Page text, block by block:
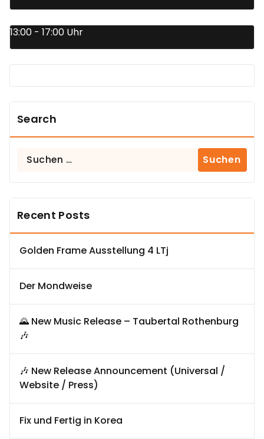
13:00 - 17:00 Uhr
Search
Suchen
Recent Posts
Golden Frame Ausstellung 4 LTj
Der Mondweise
🌄 New Music Release – Taubertal Rothenburg
🎶
🎶 New Release Announcement (Universal /
Website / Press)
Fix und Fertig in Korea